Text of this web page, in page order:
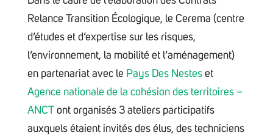
Relance Transition Écologique, le Cerema (centre
d’études et d’expertise sur les risques,
l’environnement, la mobilité et l’aménagement)
en partenariat avec le Pays Des Nesteset
Agence nationale de la cohésion des territoires –
ANCTont organisés 3 ateliers participatifs
auxquels étaient invités des élus, des techniciens